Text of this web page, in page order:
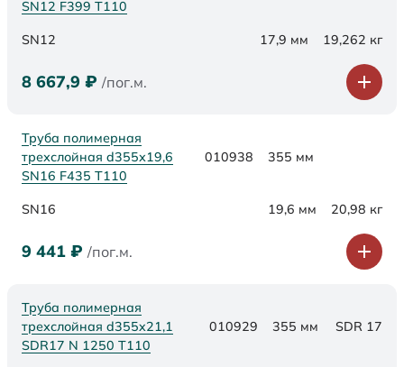
SN12 F399 Т110
SN12 17,9 мм 19,262 кг
8 667,9 ₽ /пог.м.
Труба полимерная
трехслойная d355х19,6
SN16 F435 Т110
010938 355 мм
SN16 19,6 мм 20,98 кг
9 441 ₽ /пог.м.
Труба полимерная
трехслойная d355x21,1
SDR17 N 1250 Т110
010929 355 мм SDR 17